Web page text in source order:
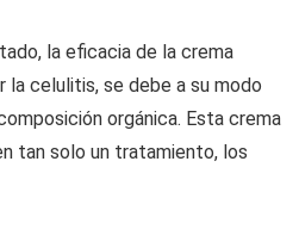
la eficacia de la crema
celulitis, se debe a su modo
orgánica. Esta crema
tan solo un tratamiento, los